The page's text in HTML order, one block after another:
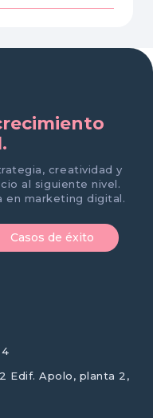
creatividad y
al siguiente nivel.
en marketing digital.
Casos de éxito
Edif. Apolo, planta 2,